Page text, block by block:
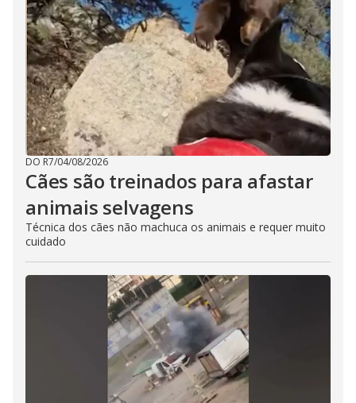
DO R7/04/08/2026
Cães são treinados para afastar
animais selvagens
Técnica dos cães não machuca os animais e requer muito
cuidado